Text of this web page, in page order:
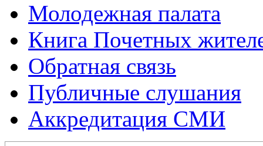
Молодежная палата
Книга Почетных
Обратная связь
Публичные слушания
Аккредитация СМИ